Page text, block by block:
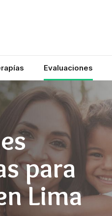
Evaluaciones
para
Lima